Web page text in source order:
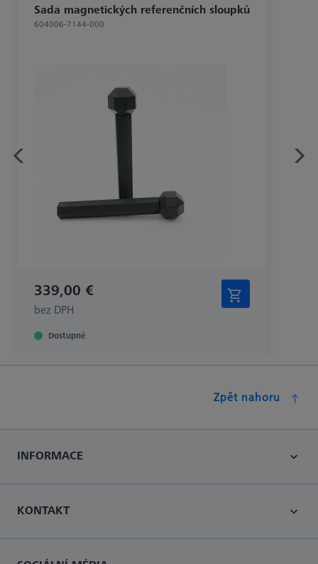
Sada magnetických referenčních sloupků
604006-7144-000
339,00 €
bez DPH
Dostupné
Zpět nahoru
INFORMACE
KONTAKT